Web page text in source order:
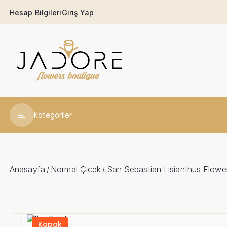
Hesap BilgileriGiriş Yap
Kategoriler
Babaya
Ferforjeler
Anasayfa / Normal Çicek / San Sebastian Lisianthus
Kapak